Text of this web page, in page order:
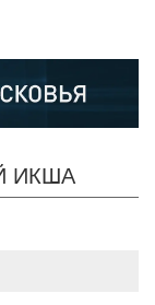
ИКША